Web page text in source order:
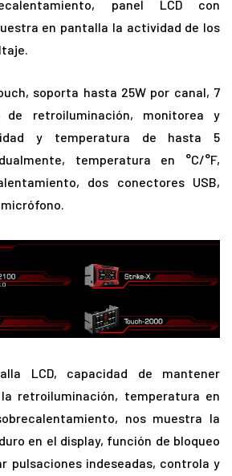
panel LCD con
en pantalla la actividad de los
soporta hasta 25W por canal, 7
de retroiluminación, monitorea y
y temperatura de hasta 5
temperatura en °C/°F,
dos conectores USB,
LCD, capacidad de mantener
retroiluminación, temperatura en
nos muestra la
en el display, función de bloqueo
pulsaciones indeseadas, controla y